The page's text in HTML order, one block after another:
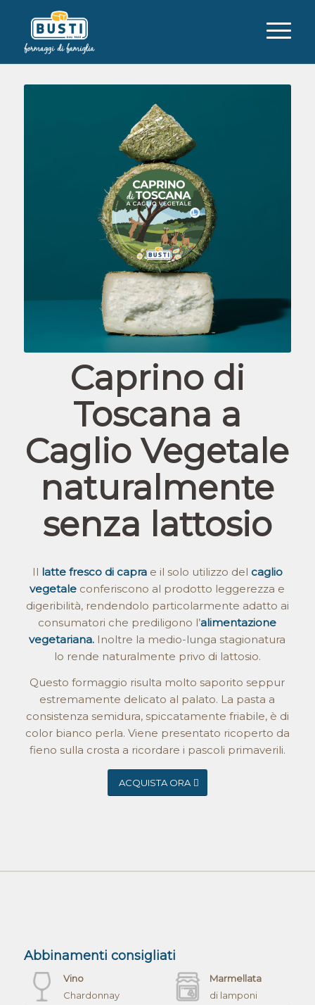
Caprino di
Toscana a
Caglio Vegetale
naturalmente
senza lattosio
Il latte fresco di caprae il solo utilizzo del caglio
vegetale conferiscono al prodotto leggerezza e
digeribilità, rendendolo particolarmente adatto ai
consumatori che prediligono l’alimentazione
vegetariana. Inoltre la medio-lunga stagionatura
lo rende naturalmente privo di lattosio.
Questo formaggio risulta molto saporito seppur
estremamente delicato al palato. La pasta a
consistenza semidura, spiccatamente friabile, è di
color bianco perla. Viene presentato ricoperto da
fieno sulla crosta a ricordare i pascoli primaverili.
ACQUISTA ORA
Abbinamenti consigliati
Vino
Chardonnay
Marmellata
di lamponi